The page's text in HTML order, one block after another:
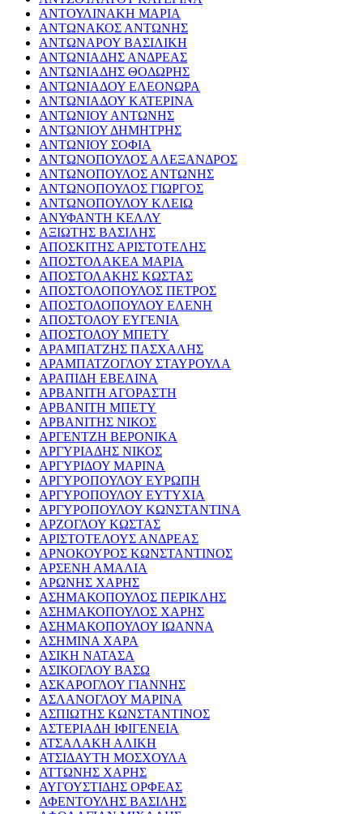
ΑΝΤΟΥΛΙΝΑΚΗ ΜΑΡΙΑ
ΑΝΤΩΝΑΚΟΣ ΑΝΤΩΝΗΣ
ΑΝΤΩΝΑΡΟΥ ΒΑΣΙΛΙΚΗ
ΑΝΤΩΝΙΑΔΗΣ ΑΝΔΡΕΑΣ
ΑΝΤΩΝΙΑΔΗΣ ΘΟΔΩΡΗΣ
ΑΝΤΩΝΙΑΔΟΥ ΕΛΕΟΝΩΡΑ
ΑΝΤΩΝΙΑΔΟΥ ΚΑΤΕΡΙΝΑ
ΑΝΤΩΝΙΟΥ ΑΝΤΩΝΗΣ
ΑΝΤΩΝΙΟΥ ΔΗΜΗΤΡΗΣ
ΑΝΤΩΝΙΟΥ ΣΟΦΙΑ
ΑΝΤΩΝΟΠΟΥΛΟΣ ΑΛΕΞΑΝΔΡΟΣ
ΑΝΤΩΝΟΠΟΥΛΟΣ ΑΝΤΩΝΗΣ
ΑΝΤΩΝΟΠΟΥΛΟΣ ΓΙΩΡΓΟΣ
ΑΝΤΩΝΟΠΟΥΛΟΥ ΚΛΕΙΩ
ΑΝΥΦΑΝΤΗ ΚΕΛΛΥ
ΑΞΙΩΤΗΣ ΒΑΣΙΛΗΣ
ΑΠΟΣΚΙΤΗΣ ΑΡΙΣΤΟΤΕΛΗΣ
ΑΠΟΣΤΟΛΑΚΕΑ ΜΑΡΙΑ
ΑΠΟΣΤΟΛΑΚΗΣ ΚΩΣΤΑΣ
ΑΠΟΣΤΟΛΟΠΟΥΛΟΣ ΠΕΤΡΟΣ
ΑΠΟΣΤΟΛΟΠΟΥΛΟΥ ΕΛΕΝΗ
ΑΠΟΣΤΟΛΟΥ ΕΥΓΕΝΙΑ
ΑΠΟΣΤΟΛΟΥ ΜΠΕΤΥ
ΑΡΑΜΠΑΤΖΗΣ ΠΑΣΧΑΛΗΣ
ΑΡΑΜΠΑΤΖΟΓΛΟΥ ΣΤΑΥΡΟΥΛΑ
ΑΡΑΠΙΔΗ ΕΒΕΛΙΝΑ
ΑΡΒΑΝΙΤΗ ΑΓΟΡΑΣΤΗ
ΑΡΒΑΝΙΤΗ ΜΠΕΤΥ
ΑΡΒΑΝΙΤΗΣ ΝΙΚΟΣ
ΑΡΓΕΝΤΖΗ ΒΕΡΟΝΙΚΑ
ΑΡΓΥΡΙΑΔΗΣ ΝΙΚΟΣ
ΑΡΓΥΡΙΔΟΥ ΜΑΡΙΝΑ
ΑΡΓΥΡΟΠΟΥΛΟΥ ΕΥΡΩΠΗ
ΑΡΓΥΡΟΠΟΥΛΟΥ ΕΥΤΥΧΙΑ
ΑΡΓΥΡΟΠΟΥΛΟΥ ΚΩΝΣΤΑΝΤΙΝΑ
ΑΡΖΟΓΛΟΥ ΚΩΣΤΑΣ
ΑΡΙΣΤΟΤΕΛΟΥΣ ΑΝΔΡΕΑΣ
ΑΡΝΟΚΟΥΡΟΣ ΚΩΝΣΤΑΝΤΙΝΟΣ
ΑΡΣΕΝΗ ΑΜΑΛΙΑ
ΑΡΩΝΗΣ ΧΑΡΗΣ
ΑΣΗΜΑΚΟΠΟΥΛΟΣ ΠΕΡΙΚΛΗΣ
ΑΣΗΜΑΚΟΠΟΥΛΟΣ ΧΑΡΗΣ
ΑΣΗΜΑΚΟΠΟΥΛΟΥ ΙΩΑΝΝΑ
ΑΣΗΜΙΝΑ ΧΑΡΑ
ΑΣΙΚΗ ΝΑΤΑΣΑ
ΑΣΙΚΟΓΛΟΥ ΒΑΣΩ
ΑΣΚΑΡΟΓΛΟΥ ΓΙΑΝΝΗΣ
ΑΣΛΑΝΟΓΛΟΥ ΜΑΡΙΝΑ
ΑΣΠΙΩΤΗΣ ΚΩΝΣΤΑΝΤΙΝΟΣ
ΑΣΤΕΡΙΑΔΗ ΙΦΙΓΕΝΕΙΑ
ΑΤΣΑΛΑΚΗ ΑΛΙΚΗ
ΑΤΣΙΔΑΥΤΗ ΜΟΣΧΟΥΛΑ
ΑΤΤΩΝΗΣ ΧΑΡΗΣ
ΑΥΓΟΥΣΤΙΔΗΣ ΟΡΦΕΑΣ
ΑΦΕΝΤΟΥΛΗΣ ΒΑΣΙΛΗΣ